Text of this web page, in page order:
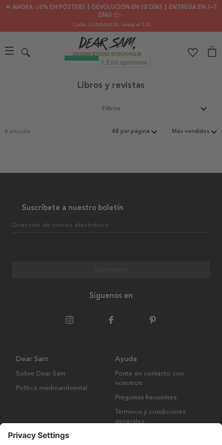
🌟 AHORA: 30% EN PÓSTERS ┃ DEVOLUCIÓN EN 30 DÍAS ┃ ENTREGA EN 2–7
DÍAS 📦✨
Code: SUMMER30, hasta el 7/8
Libros y revistas
Filtros
0 artículos
Suscríbete a nuestro boletín
Dirección de correo electrónico
Síguenos en
Dear Sam
Sobre Dear Sam
Política medioambiental
Ayuda
Ponte en contacto con
nosotros
Preguntas frecuentes
Términos y condiciones
generales